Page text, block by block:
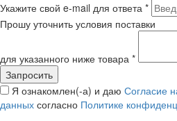
Укажите свой e-mail для ответа *
Прошу уточнить условия поставки
для указанного ниже товара *
Я ознакомлен(-а) и даю Согласие
данных согласно Политике